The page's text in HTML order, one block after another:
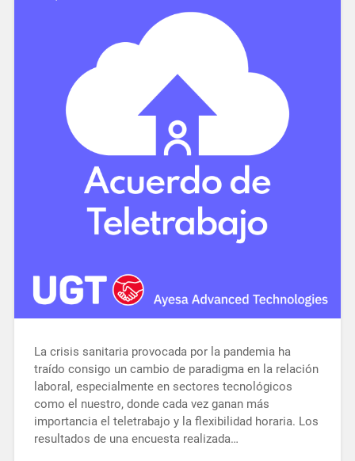
La crisis sanitaria provocada por la pandemia ha
traído consigo un cambio de paradigma en la relación
laboral, especialmente en sectores tecnológicos
como el nuestro, donde cada vez ganan más
importancia el teletrabajo y la flexibilidad horaria. Los
resultados de una encuesta realizada…